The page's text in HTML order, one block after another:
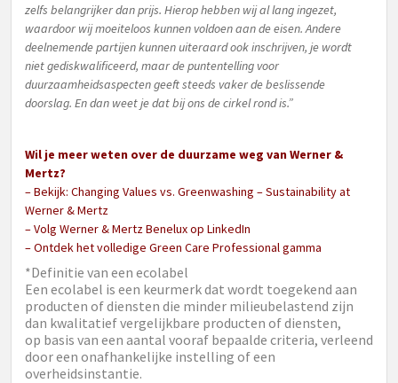
zelfs belangrijker dan prijs. Hierop hebben wij al lang ingezet,
waardoor wij moeiteloos kunnen voldoen aan de eisen. Andere
deelnemende partijen kunnen uiteraard ook inschrijven, je wordt
niet gediskwalificeerd, maar de puntentelling voor
duurzaamheidsaspecten geeft steeds vaker de beslissende
doorslag. En dan weet je dat bij ons de cirkel rond is.”
Wil je meer weten over de duurzame weg van Werner &
Mertz?
– Bekijk: Changing Values vs. Greenwashing – Sustainability at
Werner & Mertz
–Volg Werner & Mertz Benelux op LinkedIn
–Ontdek het volledige Green Care Professional gamma
*Definitie van een ecolabel
Een ecolabel is een keurmerk dat wordt toegekend aan
producten of diensten die minder milieubelastend zijn
dan kwalitatief vergelijkbare producten of diensten,
op basis van een aantal vooraf bepaalde criteria, verleend
door een onafhankelijke instelling of een
overheidsinstantie.